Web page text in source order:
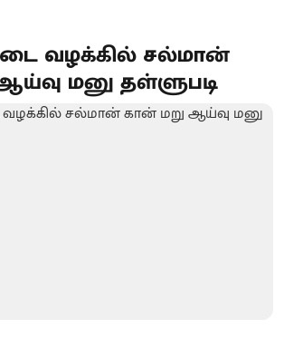
வழக்கில் சல்மான்
மனு தள்ளுபடி